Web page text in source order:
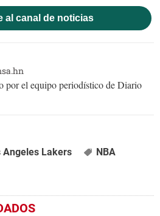
al canal de noticias
por el equipo periodístico de Diario
Angeles Lakers
NBA